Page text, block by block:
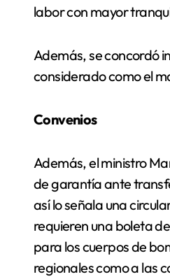
labor con mayor
Además, se concordó
considerado como el
Convenios
Además, el ministro
de garantía ante
así lo señala una
requieren una boleta
para los cuerpos de
regionales como a las